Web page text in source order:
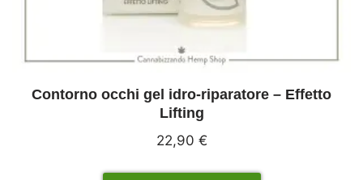
Contorno occhi gel idro-riparatore – Effetto
Lifting
22,90 €